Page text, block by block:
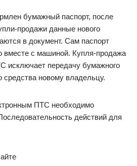
бумажный паспорт, после
продажи данные нового
в документ. Сам паспорт
вместе с машиной. Купля-продажа
исключает передачу бумажного
средства новому владельцу.
ПТС необходимо
действий для